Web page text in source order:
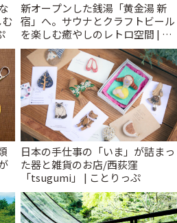
新オープンした銭湯「黄金湯 新
宿」へ。サウナとクラフトビール
を楽しむ癒やしのレトロ空間 | こ
とりっぷ
日本の手仕事の「いま」が詰まっ
た器と雑貨のお店/西荻窪
「tsugumi」 | ことりっぷ